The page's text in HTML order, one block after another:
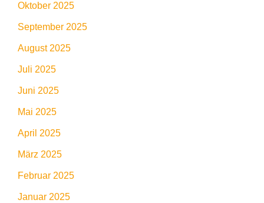
Oktober 2025
September 2025
August 2025
Juli 2025
Juni 2025
Mai 2025
April 2025
März 2025
Februar 2025
Januar 2025